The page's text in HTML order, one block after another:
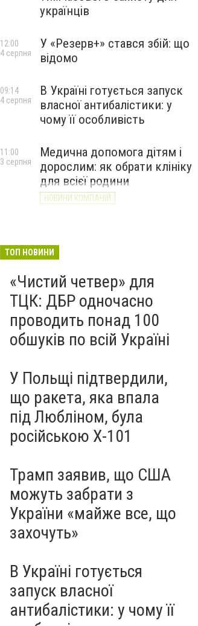
українців
У «Резерв+» стався збій: що
відомо
12:00
4 серпня
В Україні готується запуск
власної антибалістики: у
чому її особливість
09:14
4 серпня
Медична допомога дітям і
дорослим: як обрати клініку
для всієї родини
НОВИНИ КОМПАНІЙ
11:00
3 серпня
ТОП НОВИНИ
«Чистий четвер» для
ТЦК: ДБР одночасно
проводить понад 100
обшуків по всій Україні
У Польщі підтвердили,
що ракета, яка впала
під Любліном, була
російською Х-101
Трамп заявив, що США
можуть забрати з
України «майже все, що
захочуть»
В Україні готується
запуск власної
антибалістики: у чому її